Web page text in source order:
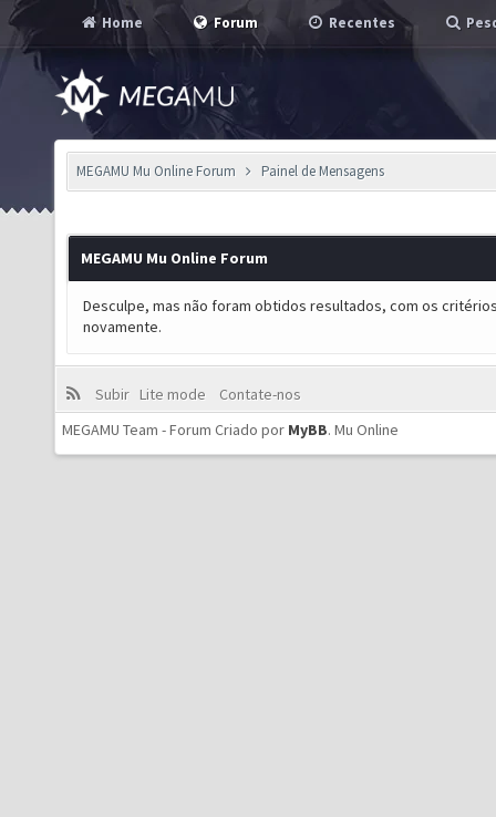
Home Forum Recentes
MEGAMU Mu Online Forum Painel de Mensagens
MEGAMU Mu Online Forum
Desculpe, mas não foram obtidos resultados, com os
novamente.
Subir Lite mode
Contate-nos
MEGAMU Team - Forum Criado por MyBB. Mu Online